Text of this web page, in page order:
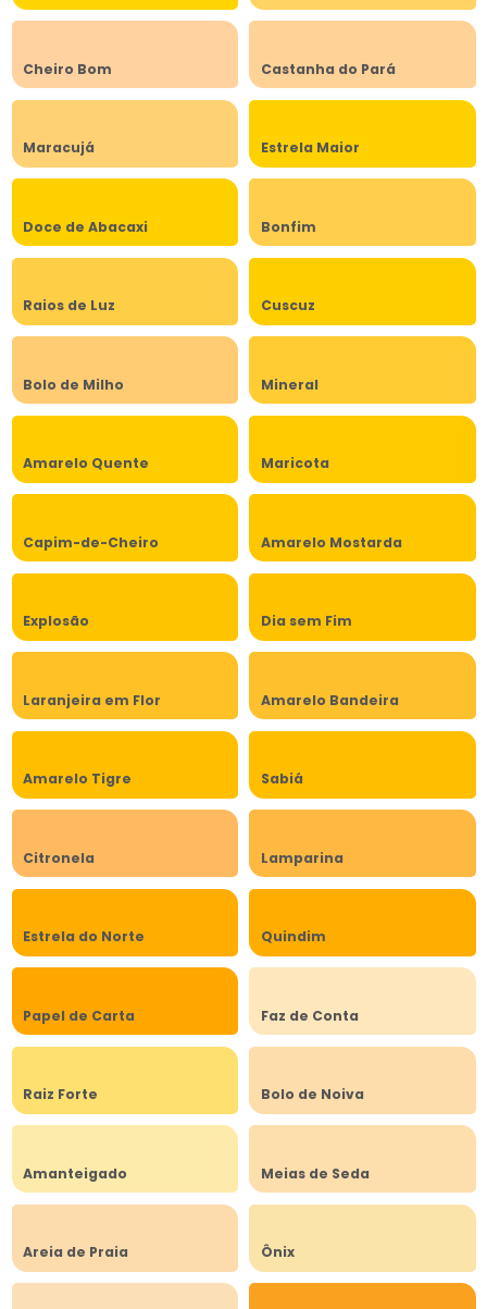
Cheiro Bom Castanha do Pará
Maracujá Estrela Maior
Doce de Abacaxi Bonfim
Raios de Luz Cuscuz
Bolo de Milho Mineral
Amarelo Quente Maricota
Capim-de-Cheiro Amarelo Mostarda
Explosão Dia sem Fim
Laranjeira em Flor Amarelo Bandeira
Amarelo Tigre Sabiá
Citronela Lamparina
Estrela do Norte Quindim
Papel de Carta Faz de Conta
Raiz Forte Bolo de Noiva
Amanteigado Meias de Seda
Areia de Praia Ônix